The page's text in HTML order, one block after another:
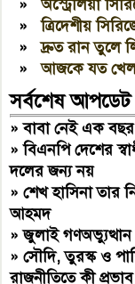
»অস্ট্রেলিয়া
»ত্রিদেশীয়
»দ্রুত রান তুলে
»আজকে যত
সর্বশেষ আপডেট
»বাবা নেই এক
»বিএনপি দেশের
দলের জন্য নয়
»শেখ হাসিনা তার
আহমদ
»জুলাই
»সৌদি, তুরস্ক ও
রাজনীতিতে কী